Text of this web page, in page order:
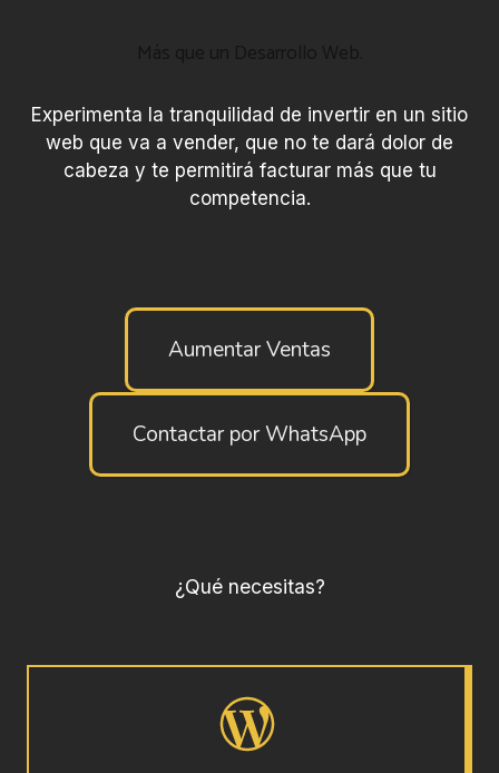
Experimenta la tranquilidad de invertir en un sitio
web que va a vender, que no te dará dolor de
cabeza y te permitirá facturar más que tu
competencia.
Aumentar Ventas
Contactar por WhatsApp
¿Qué necesitas?